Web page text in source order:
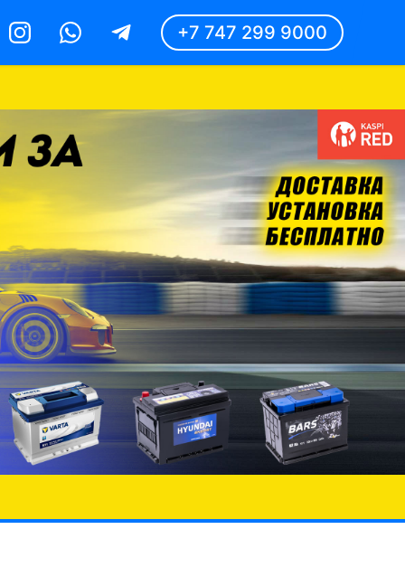
InstagramWhatsappTelegram +7 747 299 9000